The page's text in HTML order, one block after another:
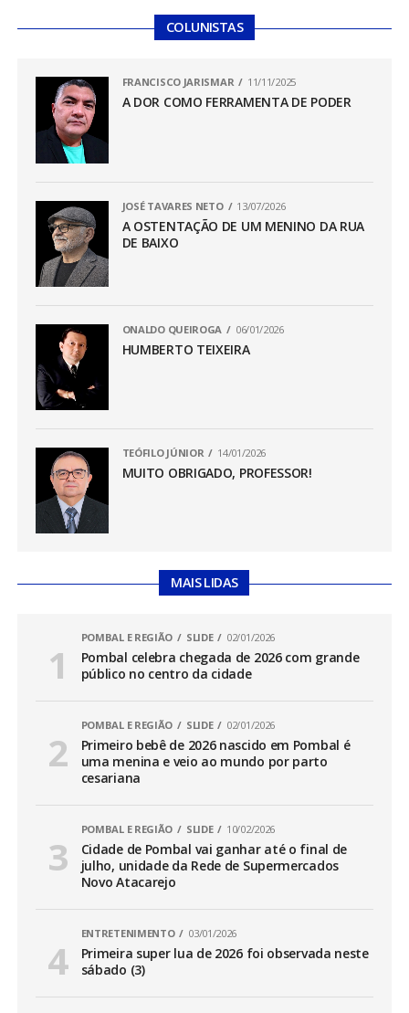
COLUNISTAS
FRANCISCO JARISMAR 11/11/2025
A DOR COMO FERRAMENTA DE PODER
JOSÉ TAVARES NETO 13/07/2026
A OSTENTAÇÃO DE UM MENINO DA RUA
DE BAIXO
ONALDO QUEIROGA 06/01/2026
HUMBERTO TEIXEIRA
TEÓFILO JÚNIOR 14/01/2026
MUITO OBRIGADO, PROFESSOR!
MAIS LIDAS
POMBAL E REGIÃO SLIDE 02/01/2026
Pombal celebra chegada de 2026 com grande
público no centro da cidade
POMBAL E REGIÃO SLIDE 02/01/2026
Primeiro bebê de 2026 nascido em Pombal é
uma menina e veio ao mundo por parto
cesariana
POMBAL E REGIÃO SLIDE 10/02/2026
Cidade de Pombal vai ganhar até o final de
julho, unidade da Rede de Supermercados
Novo Atacarejo
ENTRETENIMENTO 03/01/2026
Primeira super lua de 2026 foi observada neste
sábado (3)